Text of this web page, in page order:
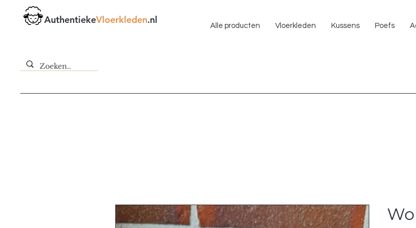
AuthentiekeVloerkleden.nl
Alle producten Vloerkleden Kussens Poefs